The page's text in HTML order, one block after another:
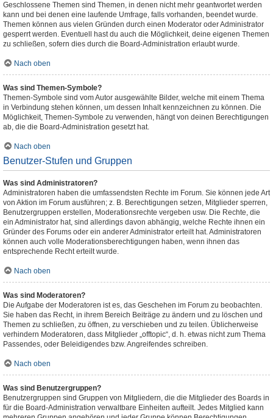
Geschlossene Themen sind Themen, in denen nicht mehr geantwortet werden
kann und bei denen eine laufende Umfrage, falls vorhanden, beendet wurde.
Themen können aus vielen Gründen durch einen Moderator oder Administrator
gesperrt werden. Eventuell hast du auch die Möglichkeit, deine eigenen Themen
zu schließen, sofern dies durch die Board-Administration erlaubt wurde.
Nach oben
Was sind Themen-Symbole?
Themen-Symbole sind vom Autor ausgewählte Bilder, welche mit einem Thema
in Verbindung stehen können, um dessen Inhalt kennzeichnen zu können. Die
Möglichkeit, Themen-Symbole zu verwenden, hängt von deinen Berechtigungen
ab, die die Board-Administration gesetzt hat.
Nach oben
Benutzer-Stufen und Gruppen
Was sind Administratoren?
Administratoren haben die umfassendsten Rechte im Forum. Sie können jede Art
von Aktion im Forum ausführen; z. B. Berechtigungen setzen, Mitglieder sperren,
Benutzergruppen erstellen, Moderationsrechte vergeben usw. Die Rechte, die
ein Administrator hat, sind allerdings davon abhängig, welche Rechte ihnen ein
Gründer des Forums oder ein anderer Administrator erteilt hat. Administratoren
können auch volle Moderationsberechtigungen haben, wenn ihnen das
entsprechende Recht erteilt wurde.
Nach oben
Was sind Moderatoren?
Die Aufgabe der Moderatoren ist es, das Geschehen im Forum zu beobachten.
Sie haben das Recht, in ihrem Bereich Beiträge zu ändern und zu löschen und
Themen zu schließen, zu öffnen, zu verschieben und zu teilen. Üblicherweise
verhindern Moderatoren, dass Mitglieder „offtopic“, d. h. etwas nicht zum Thema
Passendes, oder Beleidigendes bzw. Angreifendes schreiben.
Nach oben
Was sind Benutzergruppen?
Benutzergruppen sind Gruppen von Mitgliedern, die die Mitglieder des Boards in
für die Board-Administration verwaltbare Einheiten aufteilt. Jedes Mitglied kann